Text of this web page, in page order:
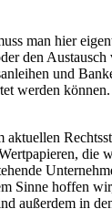
man hier
den
und
werden
hoffen
außerdem